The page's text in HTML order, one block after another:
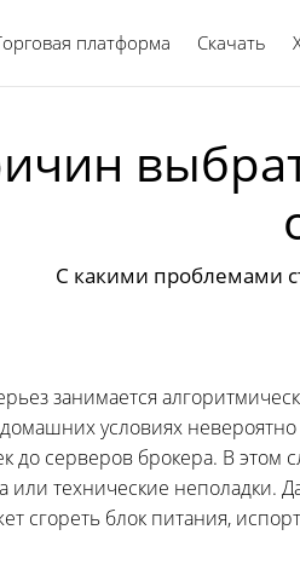
платформа Скачать
С какими проблемами
занимается
условиях
до серверов брокера. В этом
или технические неполадки.
сгореть блок питания,